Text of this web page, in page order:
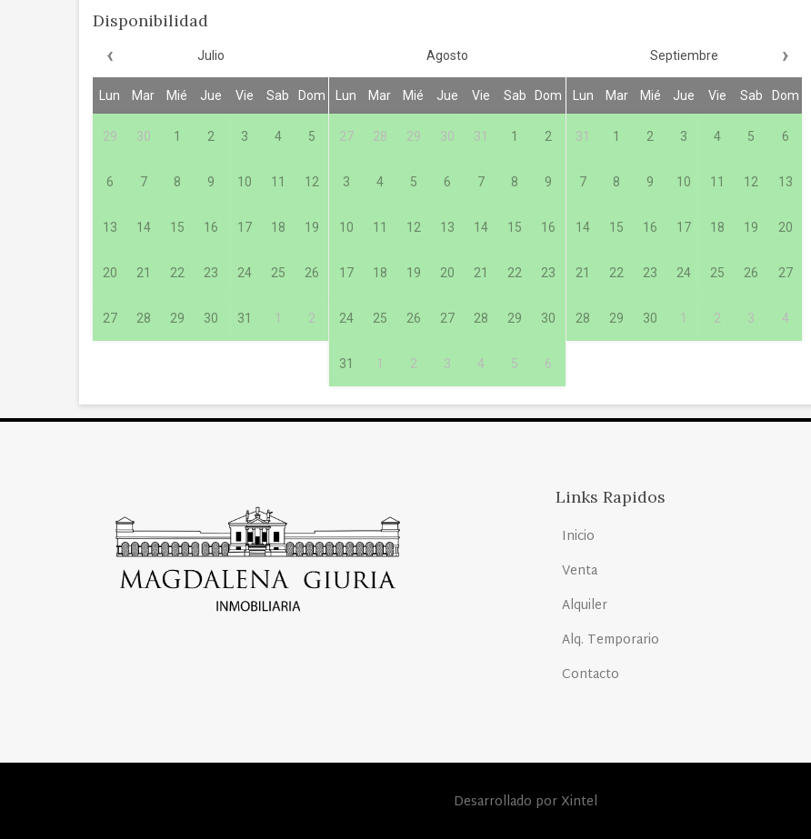
Disponibilidad
‹ Julio
Lun Mar Mié Jue Vie Sab Dom
29 30 1 2 3 4 5
6 7 8 9 10 11 12
13 14 15 16 17 18 19
20 21 22 23 24 25 26
27 28 29 30 31 1 2
Agosto
Lun Mar Mié Jue Vie Sab Dom
27 28 29 30 31 1 2
3 4 5 6 7 8 9
10 11 12 13 14 15 16
17 18 19 20 21 22 23
24 25 26 27 28 29 30
31 1 2 3 4 5 6
Septiembre ›
Lun Mar Mié Jue Vie Sab Dom
31 1 2 3 4 5 6
7 8 9 10 11 12 13
14 15 16 17 18 19 20
21 22 23 24 25 26 27
28 29 30 1 2 3 4
Links Rapidos
Inicio
Venta
Alquiler
Alq. Temporario
Contacto
Desarrollado por Xintel